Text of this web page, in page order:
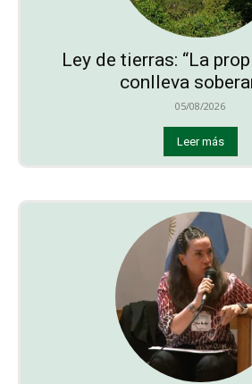
Ley de tierras: “La
conlleva
05/08/2026
Leer más